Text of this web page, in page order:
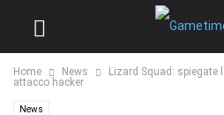
Home News
Lizard Squad:
attacco hacker
News